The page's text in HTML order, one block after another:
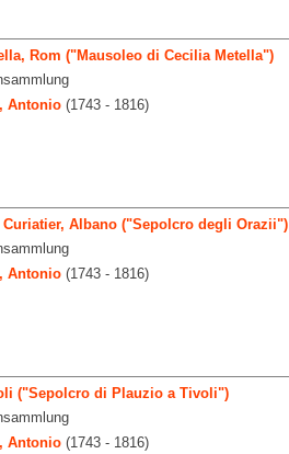
Rom ("Mausoleo di Cecilia Metella")
Antonio(1743 - 1816)
Albano ("Sepolcro degli Orazii")
Antonio(1743 - 1816)
("Sepolcro di Plauzio a Tivoli")
Antonio(1743 - 1816)